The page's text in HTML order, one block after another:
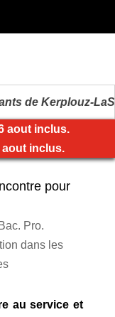
de Kerplouz-
aout inclus.
aout inclus.
pour
Bac. Pro.
dans les
au service et